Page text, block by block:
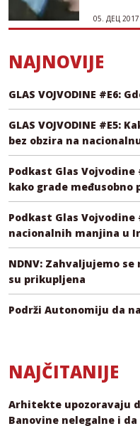
05. ДЕЦ 2017
NAJNOVIJE
GLAS VOJVODINE #E6:
GLAS VOJVODINE #E5:
bez obzira na
Podkast Glas
kako grade međusobno
Podkast Glas
nacionalnih manjina u
NDNV: Zahvaljujemo
su prikupljena
Podrži Autonomiju da
NAJČITANIJE
Arhitekte upozoravaju
Banovine nelegalne i